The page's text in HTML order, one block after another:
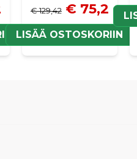
€ 129,42 € 75,2
LISÄÄ OSTOSKORIIN